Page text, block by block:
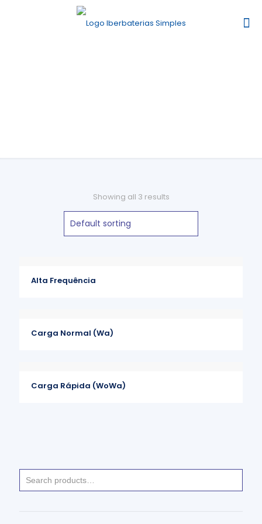
Showing all 3 results
Alta Frequência
Carga Normal (Wa)
Carga Rápida (WoWa)